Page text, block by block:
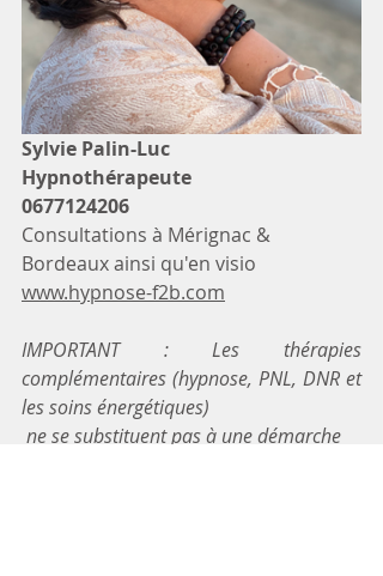
Sylvie Palin-Luc
Hypnothérapeute
0677124206
Consultations à Mérignac &
Bordeaux ainsi qu'en visio
www.hypnose-f2b.com
IMPORTANT : Les thérapies
complémentaires (hypnose, PNL, DNR et
les soins énergétiques)